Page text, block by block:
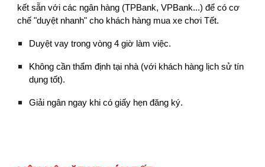
kết sẵn với các ngân hàng (TPBank, VPBank...) để có cơ
chế "duyệt nhanh" cho khách hàng mua xe chơi Tết.
Duyệt vay trong vòng 4 giờ làm việc.
Không cần thẩm định tại nhà (với khách hàng lịch sử tín
dụng tốt).
Giải ngân ngay khi có giấy hẹn đăng ký.